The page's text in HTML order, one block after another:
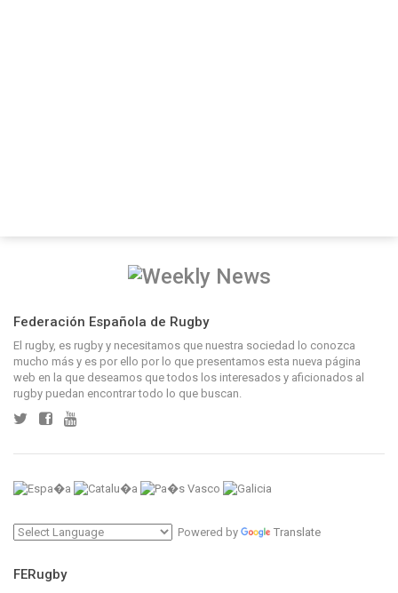
Federación Española de Rugby
El rugby, es rugby y necesitamos que nuestra sociedad lo conozca
mucho más y es por ello por lo que presentamos esta nueva página
web en la que deseamos que todos los interesados y aficionados al
rugby puedan encontrar todo lo que buscan.
Powered by Translate
FERugby